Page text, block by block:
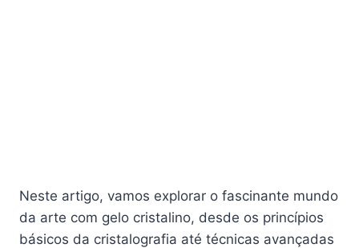
Neste artigo, vamos explorar o fascinante mundo
da arte com gelo cristalino, desde os princípios
básicos da cristalografia até técnicas avançadas